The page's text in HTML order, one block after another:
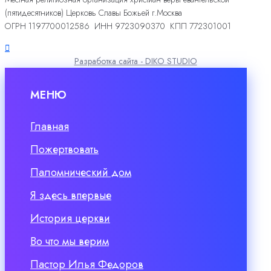
(пятидесятников) Церковь Славы Божьей г.Москва
ОГРН 1197700012586 ИНН 9723090370 КПП 772301001
Разработка сайта - DIKO STUDIO
МЕНЮ
Главная
Пожертвовать
Паломнический дом
Я здесь впервые
История церкви
Во что мы верим
Пастор Илья Федоров